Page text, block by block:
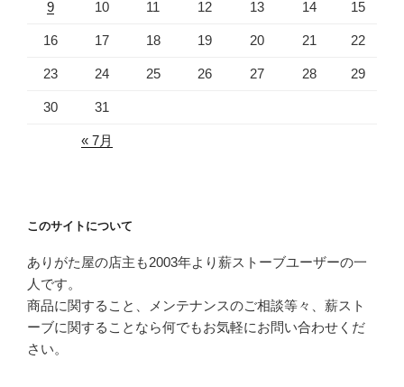
9 10 11 12 13 14 15
16 17 18 19 20 21 22
23 24 25 26 27 28 29
30 31
« 7月
このサイトについて
ありがた屋の店主も2003年より薪ストーブユーザーの一
人です。
商品に関すること、メンテナンスのご相談等々、薪スト
ーブに関することなら何でもお気軽にお問い合わせくだ
さい。